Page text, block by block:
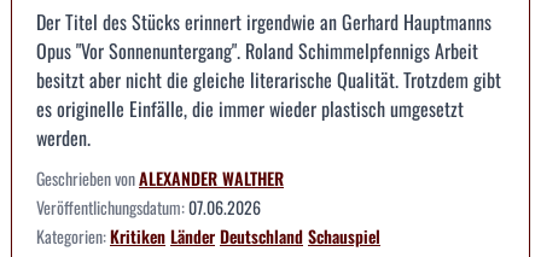
Der Titel des Stücks erinnert irgendwie an Gerhard Hauptmanns
Opus "Vor Sonnenuntergang". Roland Schimmelpfennigs Arbeit
besitzt aber nicht die gleiche literarische Qualität. Trotzdem gibt
es originelle Einfälle, die immer wieder plastisch umgesetzt
werden.
Geschrieben vonALEXANDER WALTHER
Veröffentlichungsdatum:07.06.2026
Kategorien:KritikenLänderDeutschlandSchauspiel